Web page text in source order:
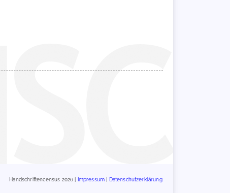
Handschriftencensus 2026 | Impressum Datenschutzerklärung